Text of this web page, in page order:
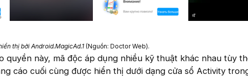
thị bởi Android.MagicAd.1 (Nguồn: Doctor Web).
quyền này, mã độc áp dụng nhiều kỹ thuật khác nhau tùy
cáo cuối cùng được hiển thị dưới dạng cửa sổ Activity